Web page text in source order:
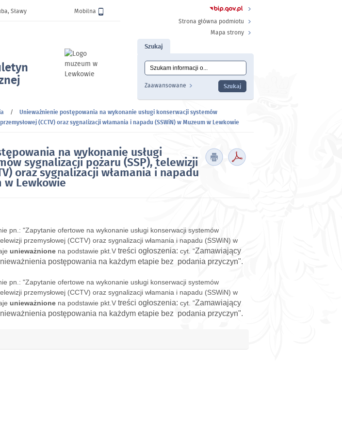
pożaru (SSP),
(CCTV) oraz
i napadu
w Lewkowie
Wersja
Mobilna
Sławy
Strona główna podmiotu
Mapa strony
Szukaj
Wyszukiwanie
Zaawansowane
/
Unieważnienie postępowania na wykonanie usługi konserwacji systemów
(CCTV) oraz sygnalizacji włamania i napadu (SSWiN) w Muzeum w Lewkowie
na wykonanie usługi
sygnalizacji pożaru (SSP), telewizji
oraz sygnalizacji włamania i napadu
w Lewkowie
pn.: "Zapytanie ofertowe na wykonanie usługi konserwacji systemów
przemysłowej (CCTV) oraz sygnalizacji włamania i napadu (SSWiN) w
unieważnione na podstawie pkt.Vtreści ogłoszenia: cyt. "Zamawiający
postępowania na każdym etapie bez podania przyczyn".
pn.: "Zapytanie ofertowe na wykonanie usługi konserwacji systemów
przemysłowej (CCTV) oraz sygnalizacji włamania i napadu (SSWiN) w
unieważnione na podstawie pkt.Vtreści ogłoszenia: cyt. "Zamawiający
postępowania na każdym etapie bez podania przyczyn".